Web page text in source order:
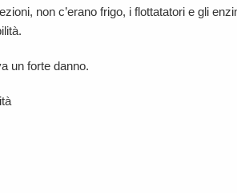
non c’erano frigo, i flottatatori e gli
un forte danno.